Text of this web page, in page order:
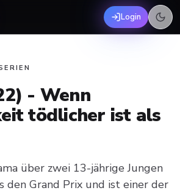
Login
- Wenn
tödlicher ist als
über zwei 13-jährige Jungen
den Grand Prix und ist einer der